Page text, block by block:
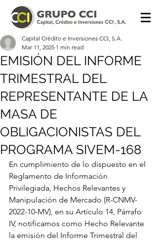
EMISIÓN DEL INFORME
TRIMESTRAL DEL
REPRESENTANTE DE LA
MASA DE
OBLIGACIONISTAS DEL
PROGRAMA SIVEM-168
Capital Crédito e Inversiones CCI, S.A.
Mar 11, 2025 1 min read
En cumplimiento de lo dispuesto en el
Reglamento de Información
Privilegiada, Hechos Relevantes y
Manipulación de Mercado (R-CNMV-
2022-10-MV), en su Artículo 14, Párrafo
IV, notificamos como Hecho Relevante
la emisión del Informe Trimestral del